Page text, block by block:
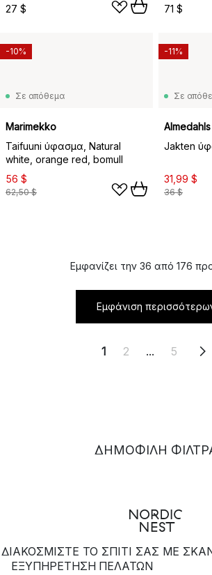
27 $
71 $
Σε απόθεμα
Marimekko
Taifuuni ύφασμα, Natural
white, orange red, bomull
56 $
62,50 $
-10%
Σε
Almedahls
Jakten
31,99 $
36 $
-11%
Εμφανίζει την 36 από 176
Εμφάνιση
1 2 ... 5
ΔΗΜΟΦΙΛΉ
ΔΙΑΚΟΣΜΙΣΤΕ ΤΟ ΣΠΙΤΙ ΣΑΣ ΜΕ
ΕΞΥΠΗΡΈΤΗΣΗ ΠΕΛΑΤΏΝ